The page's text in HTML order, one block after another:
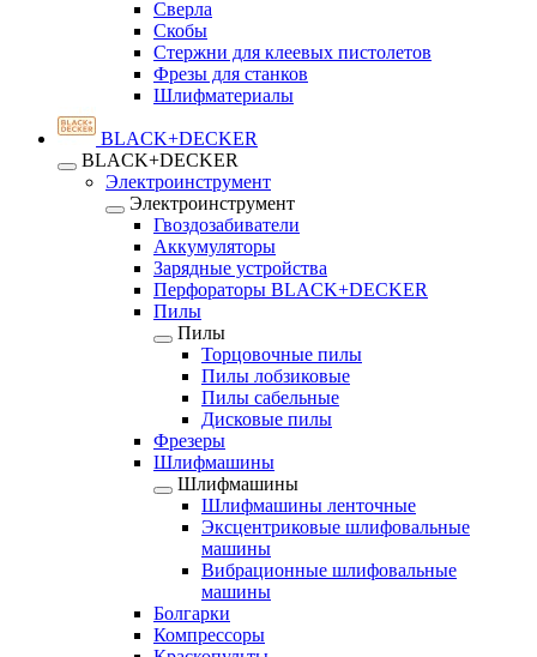
Сверла
Скобы
Стержни для клеевых пистолетов
Фрезы для станков
Шлифматериалы
BLACK+DECKER
BLACK+DECKER
Электроинструмент
Электроинструмент
Гвоздозабиватели
Аккумуляторы
Зарядные устройства
Перфораторы BLACK+DECKER
Пилы
Пилы
Торцовочные пилы
Пилы лобзиковые
Пилы сабельные
Дисковые пилы
Фрезеры
Шлифмашины
Шлифмашины
Шлифмашины ленточные
Эксцентриковые шлифовальные
машины
Вибрационные шлифовальные
машины
Болгарки
Компрессоры